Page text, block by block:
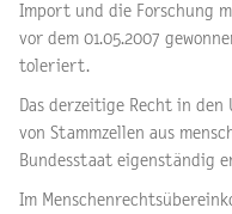
Import und die Forschung
vor dem 01.05.2007
toleriert.
Das derzeitige Recht in den
von Stammzellen aus
Bundesstaat eigenständig
Im